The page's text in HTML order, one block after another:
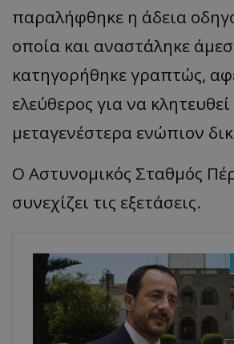
παραλήφθηκε η άδεια
οποία και αναστάληκε
κατηγορήθηκε γραπτώς,
ελεύθερος για να κλητευθεί
μεταγενέστερα ενώπιον
Ο Αστυνομικός Σταθμός
συνεχίζει τις εξετάσεις.